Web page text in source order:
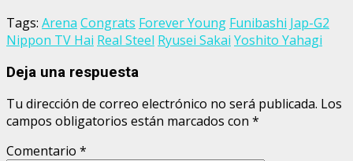
Tags: Arena Congrats Forever Young Funibashi Jap-G2
Nippon TV Hai Real Steel Ryusei Sakai Yoshito Yahagi
Deja una respuesta
Tu dirección de correo electrónico no será publicada. Los
campos obligatorios están marcados con *
Comentario *